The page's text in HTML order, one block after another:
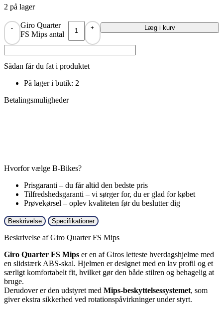
2 på lager
-
Giro Quarter
FS Mips antal
+ Læg i kurv
Sådan får du fat i produktet
På lager i butik: 2
Betalingsmuligheder
Hvorfor vælge B-Bikes?
Prisgaranti – du får altid den bedste pris
Tilfredshedsgaranti – vi sørger for, du er glad for købet
Prøvekørsel – oplev kvaliteten før du beslutter dig
Beskrivelse Specifikationer
Beskrivelse af Giro Quarter FS Mips
Giro Quarter FS Mips er en af Giros letteste hverdagshjelme med
en slidstærk ABS-skal. Hjelmen er designet med en lav profil og et
særligt komfortabelt fit, hvilket gør den både stilren og behagelig at
bruge.
Derudover er den udstyret med Mips-beskyttelsessystemet, som
giver ekstra sikkerhed ved rotationspåvirkninger under styrt.